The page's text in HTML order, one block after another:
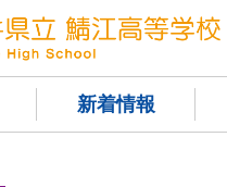
新着情報